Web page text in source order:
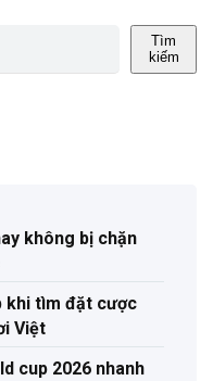
Tìm
kiếm
không bị chặn
khi tìm đặt cược
Việt
cup 2026 nhanh